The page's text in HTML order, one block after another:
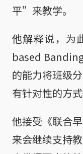
平”来教学。
他解释说，为
based
的能力将班级
有针对性的方
他接受《联合
来会继续支持